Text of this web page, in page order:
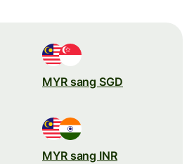
MYR sang SGD
MYR sang INR